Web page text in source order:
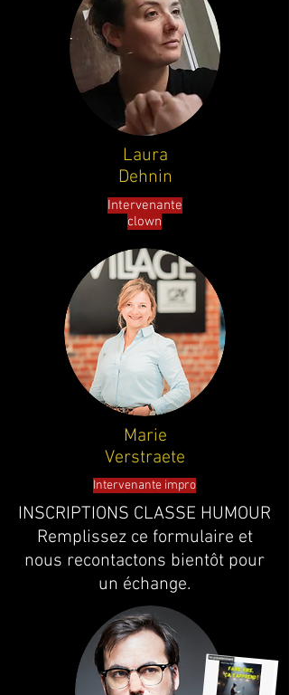
Laura
Dehnin
Intervenante
clown
Marie
Verstraete
Intervenante impro
INSCRIPTIONS CLASSE HUMOUR
Remplissez ce formulaire et
nous recontactons bientôt pour
un échange.